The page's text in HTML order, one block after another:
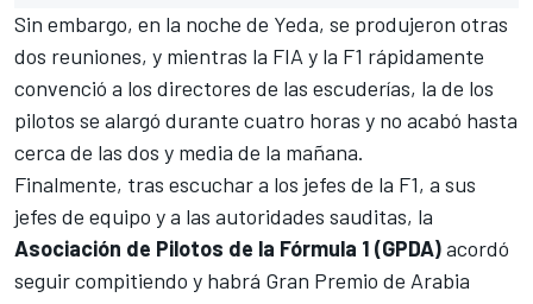
Sin embargo, en la noche de Yeda, se produjeron otras
dos reuniones, y mientras la FIA y la F1 rápidamente
convenció a los directores de las escuderías, la de los
pilotos se alargó durante cuatro horas y no acabó hasta
cerca de las dos y media de la mañana.
Finalmente, tras escuchar a los jefes de la F1, a sus
jefes de equipo y a las autoridades sauditas, la
Asociación de Pilotos de la Fórmula 1 (GPDA)acordó
seguir compitiendo y habrá Gran Premio de Arabia